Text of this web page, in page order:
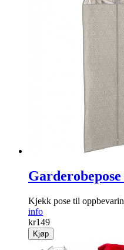
Kjekk pose til
info
kr149
Kjøp